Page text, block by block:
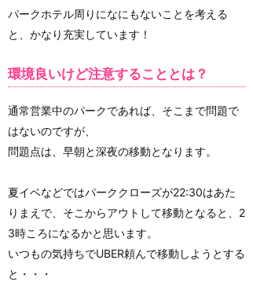
パークホテル周りになにもないことを考える
と、かなり充実しています！
環境良いけど注意することとは？
通常営業中のパークであれば、そこまで問題で
はないのですが、
問題点は、早朝と深夜の移動となります。
夏イベなどではパーククローズが22:30はあた
りまえで、そこからアウトして移動となると、2
3時ころになるかと思います。
いつもの気持ちでUBER頼んで移動しようとする
と・・・